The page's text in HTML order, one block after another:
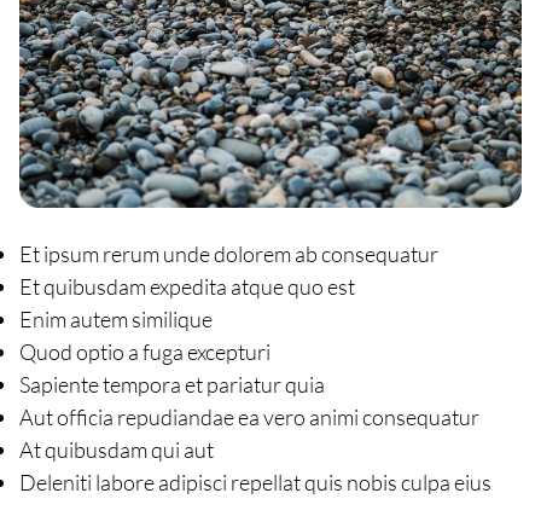
Et ipsum rerum unde dolorem ab consequatur
Et quibusdam expedita atque quo est
Enim autem similique
Quod optio a fuga excepturi
Sapiente tempora et pariatur quia
Aut officia repudiandae ea vero animi consequatur
At quibusdam qui aut
Deleniti labore adipisci repellat quis nobis culpa eius